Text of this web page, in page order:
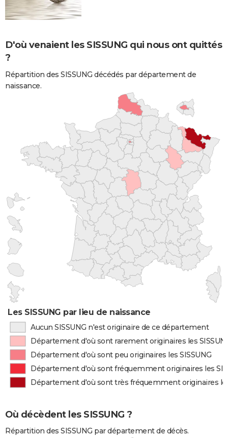
D'où venaient les SISSUNG qui nous ont quittés
?
Répartition des SISSUNG décédés par département de
naissance.
Les SISSUNG par lieu de naissance
Aucun SISSUNG n'est originaire de ce département
Département d'où sont rarement originaires les
Département d'où sont peu originaires les SISSUNG
Département d'où sont fréquemment originaires les
Département d'où sont très fréquemment originaires
Où décèdent les SISSUNG ?
Répartition des SISSUNG par département de décès.